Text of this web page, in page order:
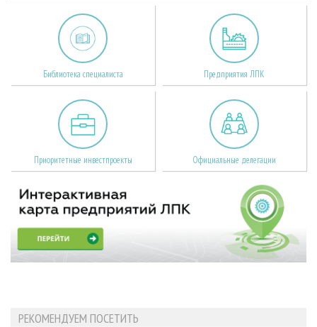
Библиотека специалиста Предприятия ЛПК
Приоритетные инвестпроекты Официальные делегации
РЕКОМЕНДУЕМ ПОСЕТИТЬ